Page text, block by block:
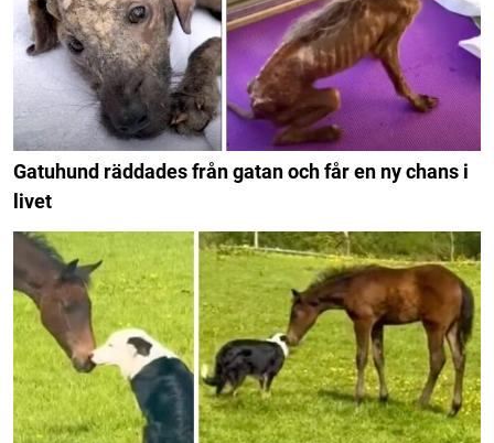
Gatuhund räddades från gatan och får en ny chans i
livet